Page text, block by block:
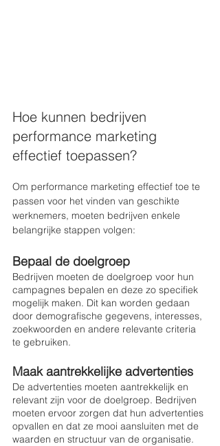
Hoe kunnen bedrijven
performance marketing
effectief toepassen?
Om performance marketing effectief toe te
passen voor het vinden van geschikte
werknemers, moeten bedrijven enkele
belangrijke stappen volgen:
Bepaal de doelgroep
Bedrijven moeten de doelgroep voor hun
campagnes bepalen en deze zo specifiek
mogelijk maken. Dit kan worden gedaan
door demografische gegevens, interesses,
zoekwoorden en andere relevante criteria
te gebruiken.
Maak aantrekkelijke advertenties
De advertenties moeten aantrekkelijk en
relevant zijn voor de doelgroep. Bedrijven
moeten ervoor zorgen dat hun advertenties
opvallen en dat ze mooi aansluiten met de
waarden en structuur van de organisatie.